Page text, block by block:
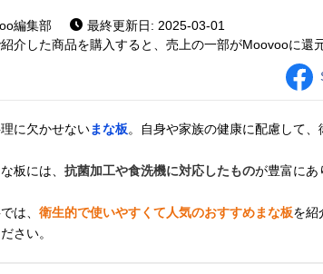
編集部
最終更新日: 2025-03-01
介した商品を購入すると、売上の一部がMoovooに還
に欠かせないまな板。自身や家族の健康に配慮して、
板には、 抗菌加工や食洗機に対応したものが豊富にあ
は、 衛生的で使いやすくて人気のおすすめまな板を紹
さい。